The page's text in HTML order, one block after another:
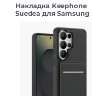
Накладка Keephone
Suedea для Samsung